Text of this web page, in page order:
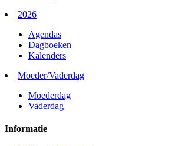
2026
Agendas
Dagboeken
Kalenders
Moeder/Vaderdag
Moederdag
Vaderdag
Informatie